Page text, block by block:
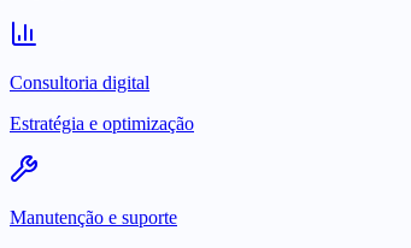
Consultoria digital
Estratégia e optimização
Manutenção e suporte